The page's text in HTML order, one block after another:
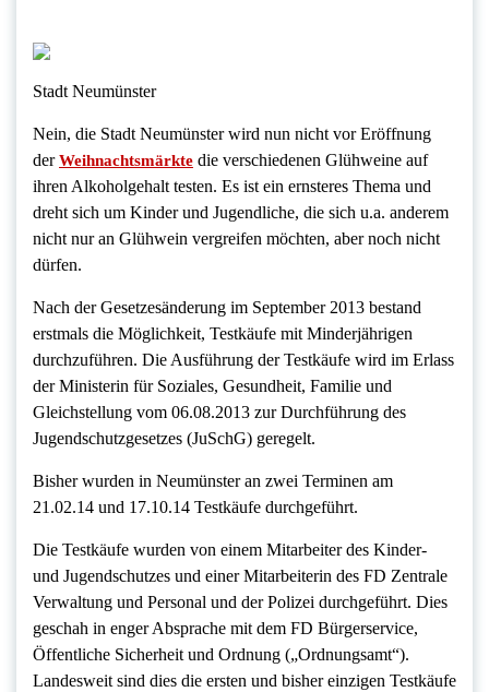
Stadt Neumünster
Nein, die Stadt Neumünster wird nun nicht vor Eröffnung
derWeihnachtsmärkte die verschiedenen Glühweine auf
ihren Alkoholgehalt testen. Es ist ein ernsteres Thema und
dreht sich um Kinder und Jugendliche, die sich u.a. anderem
nicht nur an Glühwein vergreifen möchten, aber noch nicht
dürfen.
Nach der Gesetzesänderung im September 2013 bestand
erstmals die Möglichkeit, Testkäufe mit Minderjährigen
durchzuführen. Die Ausführung der Testkäufe wird im Erlass
der Ministerin für Soziales, Gesundheit, Familie und
Gleichstellung vom 06.08.2013 zur Durchführung des
Jugendschutzgesetzes (JuSchG) geregelt.
Bisher wurden in Neumünster an zwei Terminen am
21.02.14 und 17.10.14 Testkäufe durchgeführt.
Die Testkäufe wurden von einem Mitarbeiter des Kinder-
und Jugendschutzes und einer Mitarbeiterin des FD Zentrale
Verwaltung und Personal und der Polizei durchgeführt. Dies
geschah in enger Absprache mit dem FD Bürgerservice,
Öffentliche Sicherheit und Ordnung („Ordnungsamt“).
Landesweit sind dies die ersten und bisher einzigen Testkäufe